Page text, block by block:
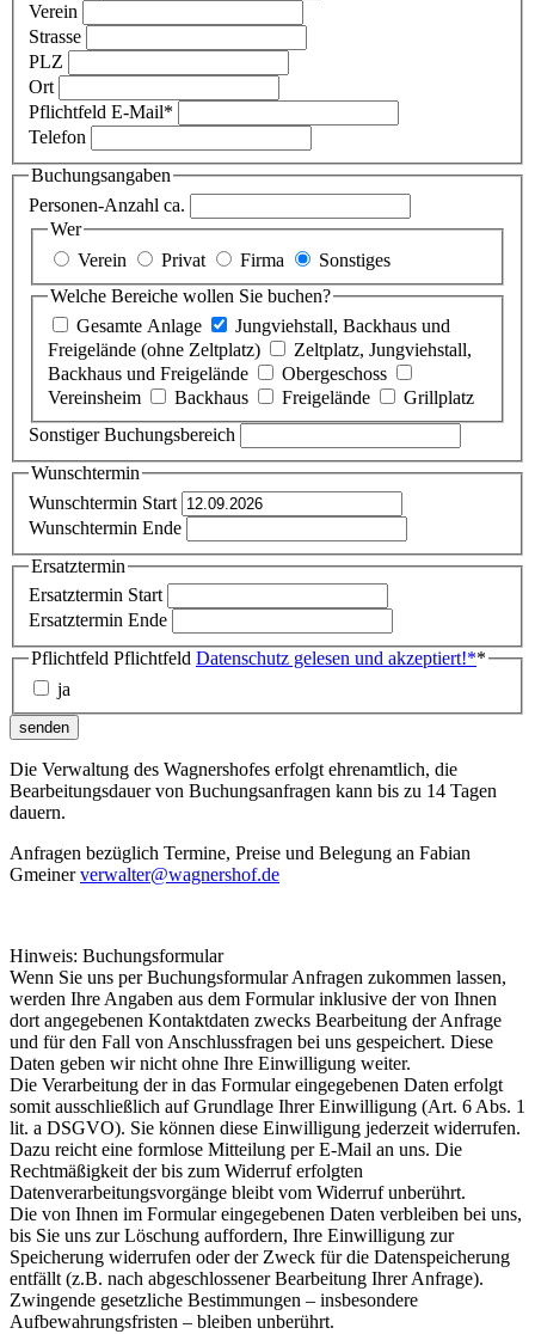
Verein
Strasse
PLZ
Ort
Pflichtfeld E-Mail*
Telefon
Buchungsangaben
Personen-Anzahl ca.
Wer
Verein
Privat Firma
Sonstiges
Welche Bereiche wollen Sie buchen?
Gesamte Anlage
Jungviehstall, Backhaus und
Freigelände (ohne Zeltplatz)
Zeltplatz, Jungviehstall,
Backhaus und Freigelände
Obergeschoss
Vereinsheim
Backhaus Freigelände
Grillplatz
Sonstiger Buchungsbereich
Wunschtermin
Wunschtermin Start
Wunschtermin Ende
Ersatztermin
Ersatztermin Start
Ersatztermin Ende
Pflichtfeld Pflichtfeld Datenschutz gelesen und akzeptiert!**
ja
senden
Die Verwaltung des Wagnershofes erfolgt ehrenamtlich, die
Bearbeitungsdauer von Buchungsanfragen kann bis zu 14 Tagen
dauern.
Anfragen bezüglich Termine, Preise und Belegung an Fabian
Gmeinerverwalter@wagnershof.de
Hinweis: Buchungsformular
Wenn Sie uns per Buchungsformular Anfragen zukommen lassen,
werden Ihre Angaben aus dem Formular inklusive der von Ihnen
dort angegebenen Kontaktdaten zwecks Bearbeitung der Anfrage
und für den Fall von Anschlussfragen bei uns gespeichert. Diese
Daten geben wir nicht ohne Ihre Einwilligung weiter.
Die Verarbeitung der in das Formular eingegebenen Daten erfolgt
somit ausschließlich auf Grundlage Ihrer Einwilligung (Art. 6 Abs. 1
lit. a DSGVO). Sie können diese Einwilligung jederzeit widerrufen.
Dazu reicht eine formlose Mitteilung per E-Mail an uns. Die
Rechtmäßigkeit der bis zum Widerruf erfolgten
Datenverarbeitungsvorgänge bleibt vom Widerruf unberührt.
Die von Ihnen im Formular eingegebenen Daten verbleiben bei uns,
bis Sie uns zur Löschung auffordern, Ihre Einwilligung zur
Speicherung widerrufen oder der Zweck für die Datenspeicherung
entfällt (z.B. nach abgeschlossener Bearbeitung Ihrer Anfrage).
Zwingende gesetzliche Bestimmungen – insbesondere
Aufbewahrungsfristen – bleiben unberührt.